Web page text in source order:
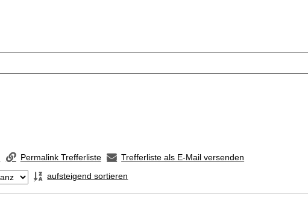
Permalink Trefferliste Trefferliste als E-Mail versenden
aufsteigend sortieren